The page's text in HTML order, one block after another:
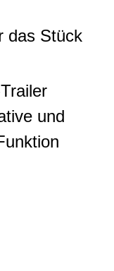
das Stück
und